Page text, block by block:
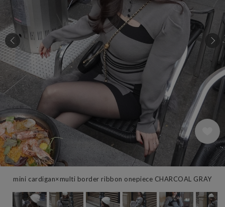
mini cardigan×multi border ribbon onepiece CHARCOAL GRAY
39